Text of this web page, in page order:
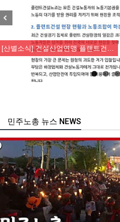
[산별소식] 건설산업연맹 플랜트건…
주노총 뉴스 NEWS